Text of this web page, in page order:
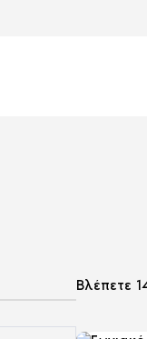
Βλέπετε